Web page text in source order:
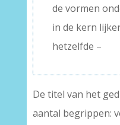
de vormen
in de kern
hetzelfde –
De titel van het
aantal begrippen: